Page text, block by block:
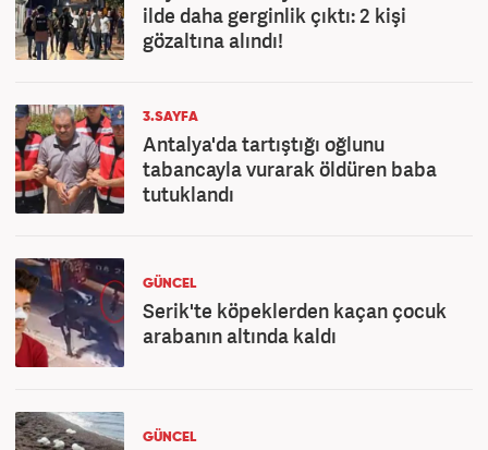
ilde daha gerginlik çıktı: 2 kişi
gözaltına alındı!
3.SAYFA
Antalya'da tartıştığı oğlunu
tabancayla vurarak öldüren baba
tutuklandı
GÜNCEL
Serik'te köpeklerden kaçan çocuk
arabanın altında kaldı
GÜNCEL